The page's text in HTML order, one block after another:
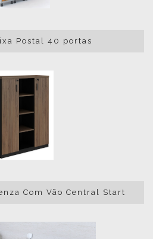
Postal 40 portas
Com Vão Central Start